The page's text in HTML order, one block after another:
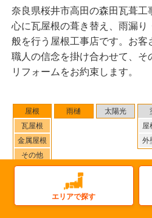
屋根
瓦屋根
金属屋根
その他
雨樋 太陽光
屋
外
：生駒郡三郷町 周辺
件
工事店住所：奈良県桜井市高田
奈良県桜井市高田の森田瓦葺工
心に瓦屋根の葺き替え、雨漏り
般を行う屋根工事店です。お客
職人の信念を掛け合わせて、そ
リフォームをお約束します。
エリアで探す